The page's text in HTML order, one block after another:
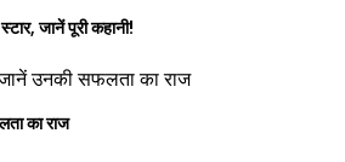
जानें पूरी कहानी!
का राज